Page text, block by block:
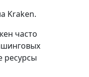
Kraken.
часто
ресурсы